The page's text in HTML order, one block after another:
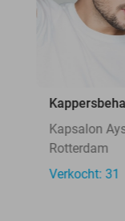
Kapsalon
Rotterdam
Verkocht: 31